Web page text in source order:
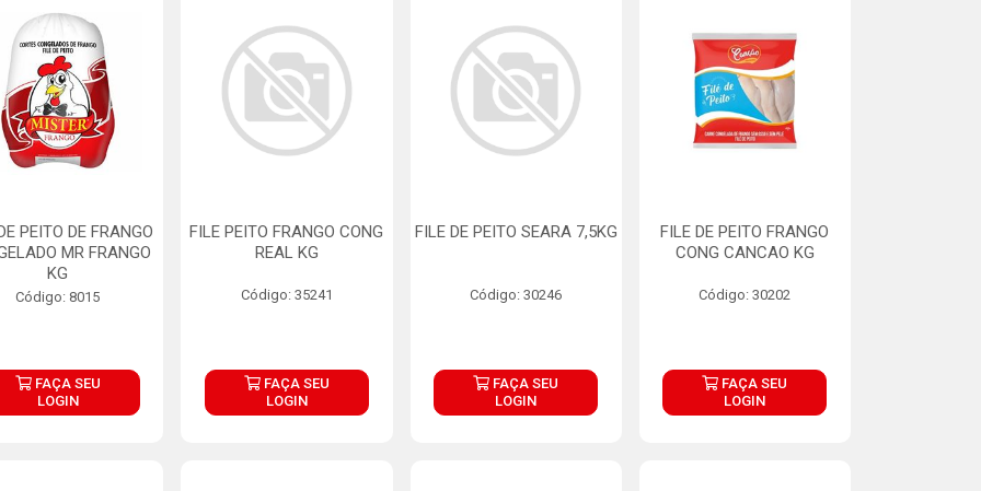
PEITO DE FRANGO
MR FRANGO
KG
Código: 8015
FAÇA SEU
LOGIN
FILE PEITO FRANGO CONG
REAL KG
Código: 35241
FAÇA SEU
LOGIN
FILE DE PEITO SEARA 7,5KG
Código: 30246
FAÇA SEU
LOGIN
FILE DE PEITO FRANGO
CONG CANCAO KG
Código: 30202
FAÇA SEU
LOGIN